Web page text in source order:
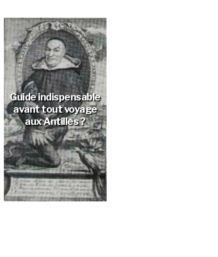
Guide indispensable
avant tout voyage
aux Antilles ?